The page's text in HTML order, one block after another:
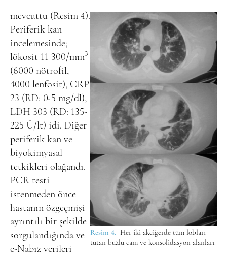
Resim 4. Her iki akciğerde tüm lobları
tutan buzlu cam ve konsolidasyon alanları.
mevcuttu (Resim 4).
Periferik kan
incelemesinde;
lökosit 11 300/mm3
(6000 nötrofil,
4000 lenfosit), CRP
23 (RD: 0-5 mg/dl),
LDH 303 (RD: 135-
225 Ü/lt) idi. Diğer
periferik kan ve
biyokimyasal
tetkikleri olağandı.
PCR testi
istenmeden önce
hastanın özgeçmişi
ayrıntılı bir şekilde
sorgulandığında ve
e-Nabız verileri